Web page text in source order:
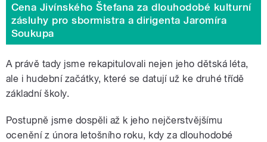
Cena Jivínského Štefana za dlouhodobé kulturní
zásluhy pro sbormistra a dirigenta Jaromíra
Soukupa
A právě tady jsme rekapitulovali nejen jeho dětská léta,
ale i hudební začátky, které se datují už ke druhé třídě
základní školy.
Postupně jsme dospěli až k jeho nejčerstvějšímu
ocenění z února letošního roku, kdy za dlouhodobé